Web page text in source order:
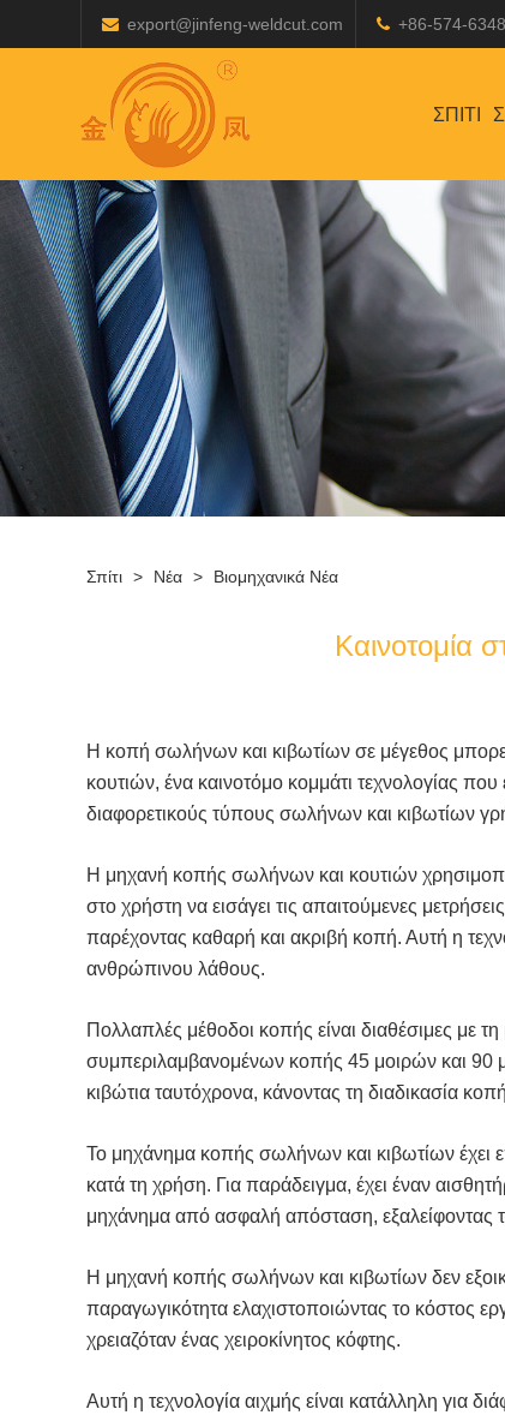
export@jinfeng-weldcut.com +86-574-
ΣΠΊΤΙ
Σπίτι > Νέα > Βιομηχανικά Νέα
Καινοτομία
Η κοπή σωλήνων και κιβωτίων σε μέγεθος
κουτιών, ένα καινοτόμο κομμάτι τεχνολογίας που
διαφορετικούς τύπους σωλήνων και κιβωτίων
Η μηχανή κοπής σωλήνων και κουτιών
στο χρήστη να εισάγει τις απαιτούμενες
παρέχοντας καθαρή και ακριβή κοπή. Αυτή η
ανθρώπινου λάθους.
Πολλαπλές μέθοδοι κοπής είναι διαθέσιμες με
συμπεριλαμβανομένων κοπής 45 μοιρών και 90
κιβώτια ταυτόχρονα, κάνοντας τη διαδικασία
Το μηχάνημα κοπής σωλήνων και κιβωτίων έχει
κατά τη χρήση. Για παράδειγμα, έχει έναν
μηχάνημα από ασφαλή απόσταση, εξαλείφοντας
Η μηχανή κοπής σωλήνων και κιβωτίων δεν
παραγωγικότητα ελαχιστοποιώντας το κόστος
χρειαζόταν ένας χειροκίνητος κόφτης.
Αυτή η τεχνολογία αιχμής είναι κατάλληλη για